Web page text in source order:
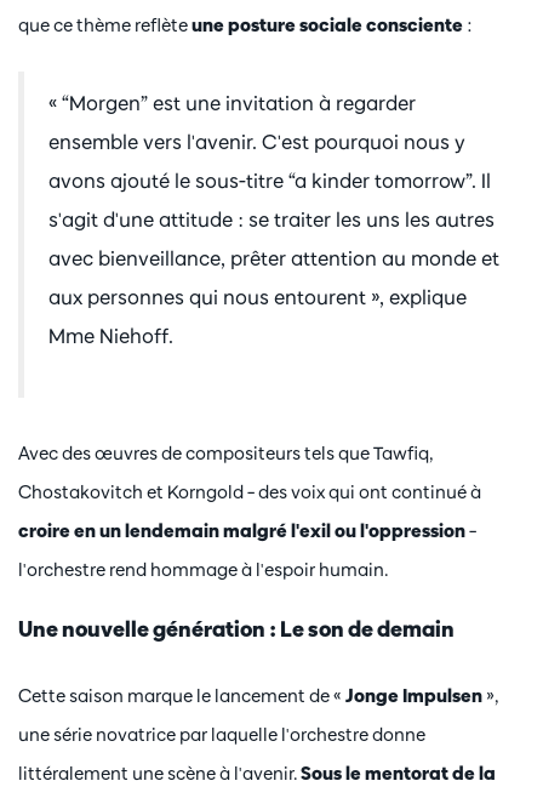
que ce thème reflèteune posture sociale consciente :
« “Morgen” est une invitation à regarder
ensemble vers l'avenir. C'est pourquoi nous y
avons ajouté le sous-titre “a kinder tomorrow”. Il
s'agit d'une attitude : se traiter les uns les autres
avec bienveillance, prêter attention au monde et
aux personnes qui nous entourent », explique
Mme Niehoff.
Avec des œuvres de compositeurs tels que Tawfiq,
Chostakovitch et Korngold – des voix qui ont continué à
croire en un lendemain malgré l'exil ou l'oppression–
l'orchestre rend hommage à l'espoir humain.
Une nouvelle génération : Le son de demain
Cette saison marque le lancement de « Jonge Impulsen »,
une série novatrice par laquelle l'orchestre donne
littéralement une scène à l'avenir.Sous le mentorat de la